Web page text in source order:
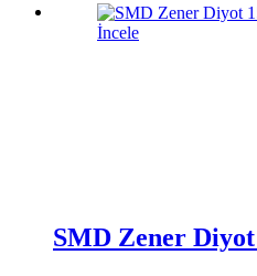
İncele
SMD Zener